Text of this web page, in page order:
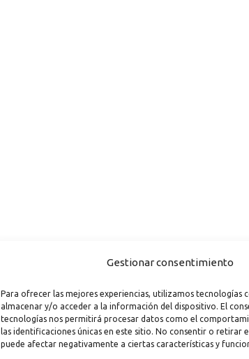
Gestionar consentimiento
Para ofrecer las mejores experiencias, utilizamos tecnologías
almacenar y/o acceder a la información del dispositivo. El
tecnologías nos permitirá procesar datos como el
las identificaciones únicas en este sitio. No consentir o retirar
puede afectar negativamente a ciertas características y